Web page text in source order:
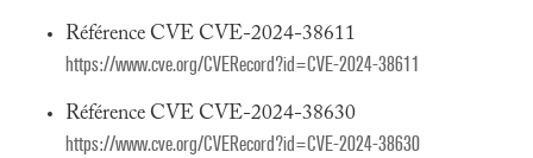
Référence CVE CVE-2024-38611
https://www.cve.org/CVERecord?id=CVE-2024-38611
Référence CVE CVE-2024-38630
https://www.cve.org/CVERecord?id=CVE-2024-38630